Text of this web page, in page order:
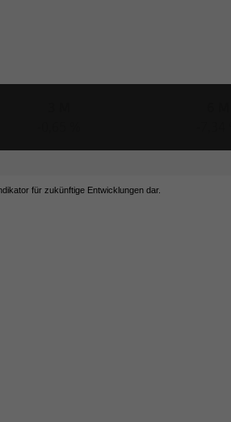
für zukünftige Entwicklungen dar.